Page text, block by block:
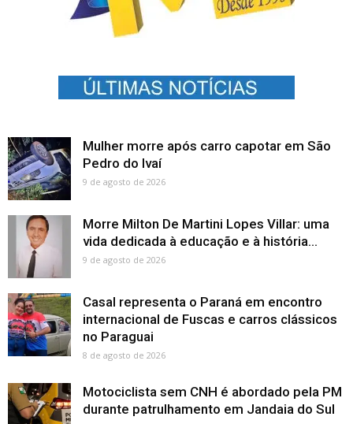
Mulher morre após carro capotar em São
Pedro do Ivaí
9 de agosto de 2026
Morre Milton De Martini Lopes Villar: uma
vida dedicada à educação e à história...
9 de agosto de 2026
Casal representa o Paraná em encontro
internacional de Fuscas e carros clássicos
no Paraguai
8 de agosto de 2026
Motociclista sem CNH é abordado pela PM
durante patrulhamento em Jandaia do Sul